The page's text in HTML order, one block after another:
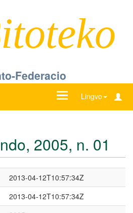
Federacio
Lingvo
Ŝanĝu
2005, n. 01
2013-04-12T10:57:34Z
2013-04-12T10:57:34Z